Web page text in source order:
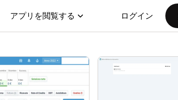
アプリを閲覧する ログイン